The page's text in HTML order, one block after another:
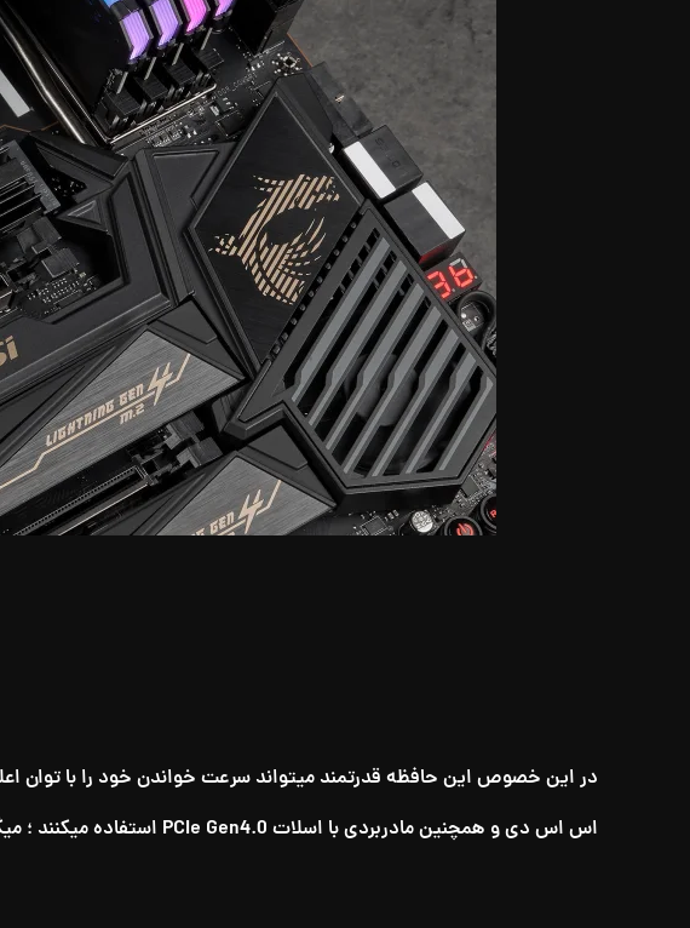
در این خصوص این حافظه قدرتمند میتواند سرعت خواندن خود را با توان اعلامی 4950 مگابایت ، همچنین سرعت نوشتار با توان اعلامی 4250 مگابایت در اختیار
اس اس دی و همچنین مادربردی با اسلات PCIe Gen4.0 استفاده میکنند ؛ میگذارد .